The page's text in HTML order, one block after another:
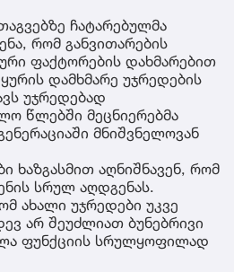
ჩატარებულმა
რომ განვითარების
ფაქტორების დახმარებით
დამხმარე უჯრედების
უჯრედებად
წლებში მეცნიერებმა
მნიშვნელოვან
ხაზგასმით აღნიშნავენ, რომ
სრულ აღდგენას.
ახალი უჯრედები უკვე
არ შეუძლიათ ბუნებრივი
ფუნქციის სრულყოფილად